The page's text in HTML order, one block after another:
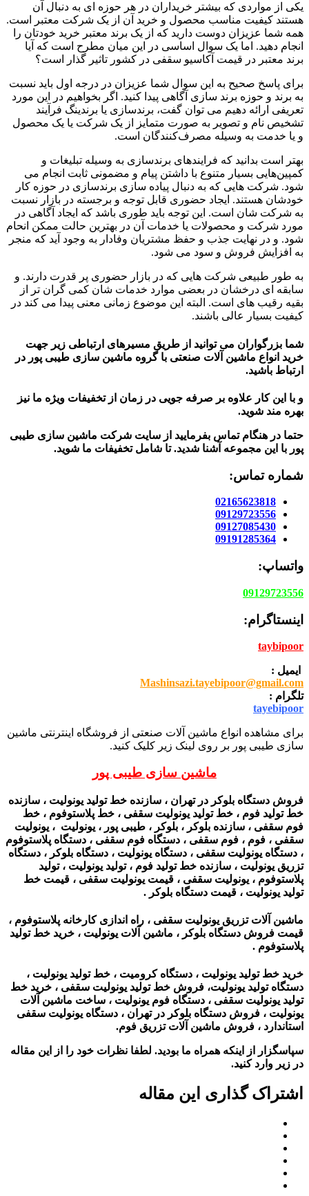
یکی از مواردی که بیشتر خریداران در هر حوزه ای به دنبال آن
هستند کیفیت مناسب محصول و خرید آن از یک شرکت معتبر است.
همه شما عزیزان دوست دارید که از یک برند معتبر خرید خودتان را
انجام دهید. اما یک سوال اساسی در این میان مطرح است که آیا
برند معتبر در قیمت آکاسیو سقفی در کشور تاثیر گذار است؟
برای پاسخ صحیح به این سوال شما عزیزان در درجه اول باید نسبت
به برند و حوزه برند سازی آگاهی پیدا کنید. اگر بخواهیم در این مورد
تعریفی ارائه دهیم می توان گفت، برندسازی یا برندینگ فرآیند
تشخیص نام و تصویر به صورت متمایز از یک شرکت یا یک محصول
و یا خدمت به وسیله مصرف‌کنندگان است.
بهتر است بدانید که فرایندهای برندسازی به وسیله تبلیغات و
کمپین‌هایی بسیار متنوع با داشتن پیام و مضمونی ثابت انجام می
شود. شرکت هایی که به دنبال پیاده سازی برندسازی در حوزه کار
خودشان هستند. ایجاد حضوری قابل توجه و برجسته در بازار نسبت
به شرکت شان است. این توجه باید طوری باشد که ایجاد آگاهی در
مورد شرکت و محصولات یا خدمات آن در بهترین حالت ممکن انحام
شود. و در نهایت جذب و حفظ مشتریان وفادار به وجود آید که منجر
به افزایش فروش و سود می شود.
به طور طبیعی شرکت هایی که در بازار حضوری پر قدرت دارند. و
سابقه ای درخشان در بعضی موارد خدمات شان کمی گران تر از
بقیه رقیب های است. البته این موضوع زمانی معنی پیدا می کند در
کیفیت بسیار عالی باشند.
شما بزرگواران می توانید از طریق مسیرهای ارتباطی زیر جهت
خرید انواع ماشین آلات صنعتی با گروه ماشین سازی طیبی پور در
ارتباط باشید.
و با این کار علاوه بر صرفه جویی در زمان از تخفیفات ویژه ما نیز
بهره مند شوید.
حتما در هنگام تماس بفرمایید از سایت شرکت ماشین سازی طیبی
پور با این مجموعه آشنا شدید. تا شامل تخفیفات ما شوید.
شماره تماس:
02165623818
09129723556
09127085430
09191285364
واتساپ:
09129723556
اینستاگرام:
taybipoor
ایمیل :
Mashinsazi.tayebipoor@gmail.com
تلگرام :
tayebipoor
برای مشاهده انواع ماشین آلات صنعتی از فروشگاه اینترنتی ماشین
سازی طیبی پور بر روی لینک زیر کلیک کنید.
ماشین سازی طیبی پور
فروش دستگاه بلوکر در تهران ، سازنده خط تولید یونولیت ، سازنده
خط تولید فوم ، خط تولید یونولیت سقفی ، خط پلاستوفوم ، خط
فوم سقفی ، سازنده بلوکر ، بلوکر ، طیبی پور ، یونولیت ، یونولیت
سقفی ، فوم ، فوم سقفی ، دستگاه فوم سقفی ، دستگاه پلاستوفوم
، دستگاه یونولیت سقفی ، دستگاه یونولیت ، دستگاه بلوکر ، دستگاه
تزریق یونولیت ، سازنده خط تولید فوم ، تولید یونولیت ، تولید
پلاستوفوم ، یونولیت سقفی ، قیمت یونولیت سقفی ، قیمت خط
تولید یونولیت ، قیمت دستگاه بلوکر .
ماشین آلات تزریق یونولیت سقفی ، راه اندازی کارخانه پلاستوفوم ،
قیمت فروش دستگاه بلوکر ، ماشین آلات یونولیت‌ ، خرید خط تولید
پلاستوفوم .
خرید خط تولید یونولیت ، دستگاه کرومیت ، خط تولید یونولیت ،
دستگاه تولید یونولیت، فروش خط تولید یونولیت سقفی ، خرید خط
تولید یونولیت سقفی ، دستگاه فوم یونولیت ، ساخت ماشین آلات
یونولیت ، فروش دستگاه بلوکر در تهران ، دستگاه یونولیت سقفی
استاندارد ، فروش ماشین آلات تزریق فوم.
سپاسگزار از اینکه همراه ما بودید. لطفا نظرات خود را از این مقاله
در زیر وارد کنید.
اشتراک گذاری این مقاله